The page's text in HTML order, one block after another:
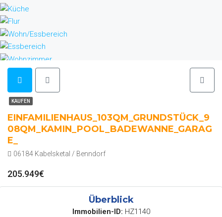
KAUFEN
EINFAMILIENHAUS_103QM_GRUNDSTÜCK_9
08QM_KAMIN_POOL_BADEWANNE_GARAG
E_
06184 Kabelsketal / Benndorf
205.949€
Überblick
Immobilien-ID: HZ1140